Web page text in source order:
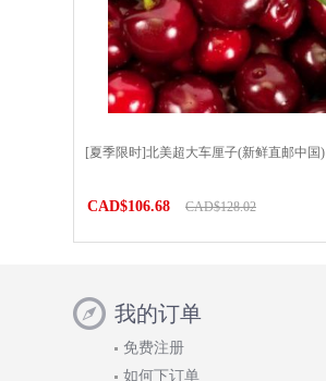
[夏季限时]北美超大车厘子(新鲜直邮中国)
CAD$106.68 CAD$128.02
我的订单
免费注册
如何下订单